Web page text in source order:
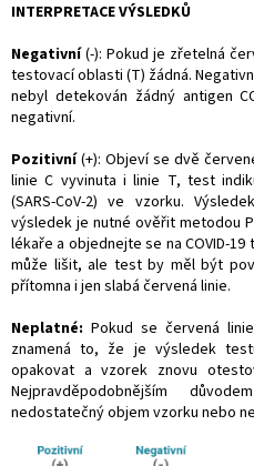
INTERPRETACE VÝSLEDKŮ
Negativní(-): Pokud je zřetelná
testovací oblasti (T) žádná.
nebyl detekován žádný antigen
negativní.
Pozitivní(+): Objeví se dvě
linie C vyvinuta i linie T, test
(SARS-CoV-2) ve vzorku.
výsledek je nutné ověřit metodou
lékaře a objednejte se na COVID-
může lišit, ale test by měl být
přítomna i jen slabá červená linie.
Neplatné: Pokud se červená
znamená to, že je výsledek
opakovat a vzorek znovu
Nejpravděpodobnějším
nedostatečný objem vzorku nebo